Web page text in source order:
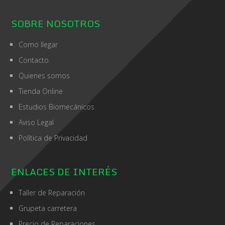
SOBRE NOSOTROS
Como llegar
Contacto
Quienes somos
Tienda Online
Estudios Biomecánicos
Aviso Legal
Política de Privacidad
ENLACES DE INTERÉS
Taller de Reparación
Grupeta carretera